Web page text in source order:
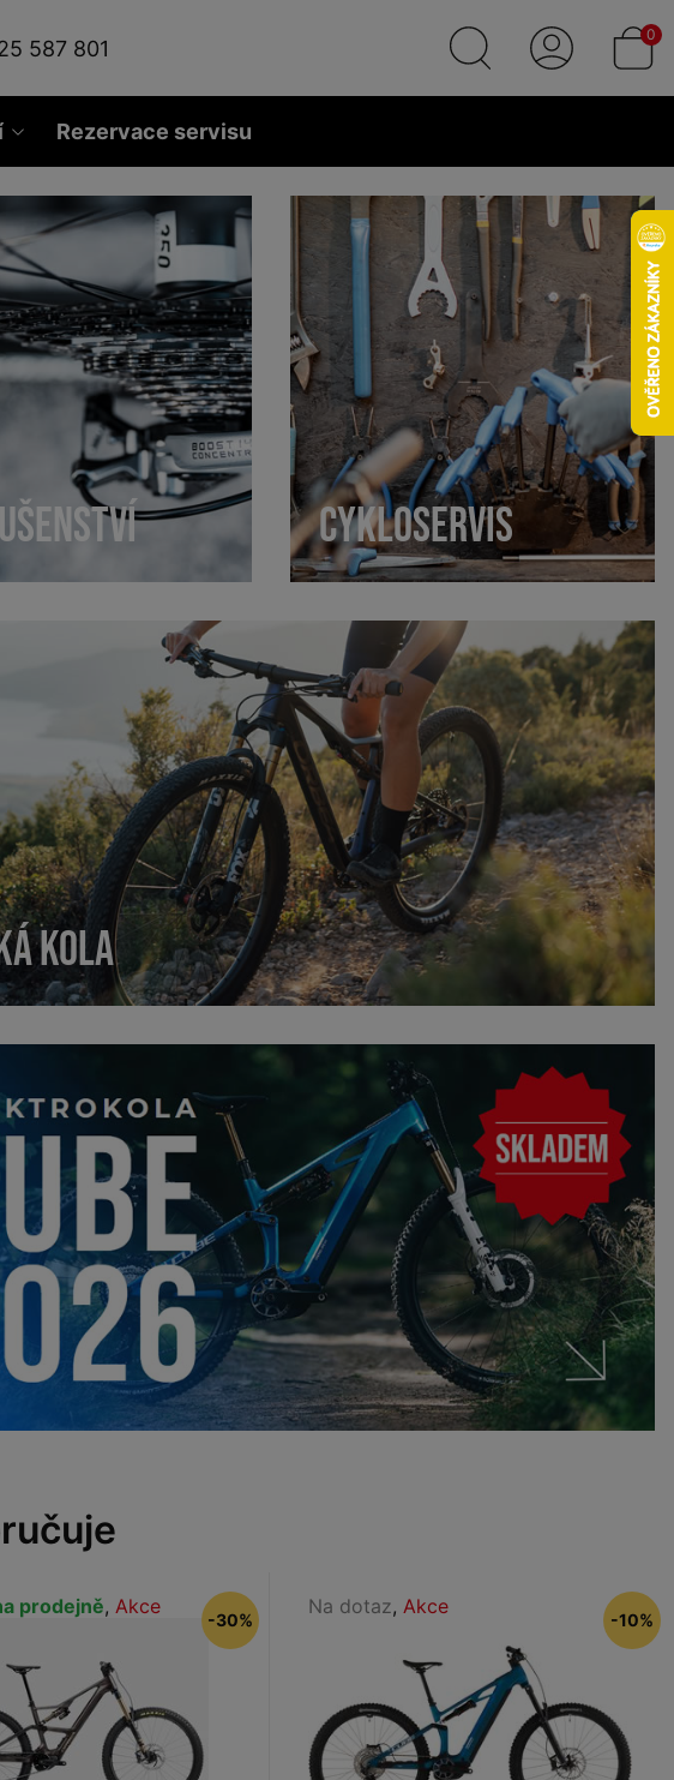
587 801
0
Rezervace servisu
CYKLOSERVIS
KOLA
prodejně, Akce
-30%
Na dotaz, Akce
-10%